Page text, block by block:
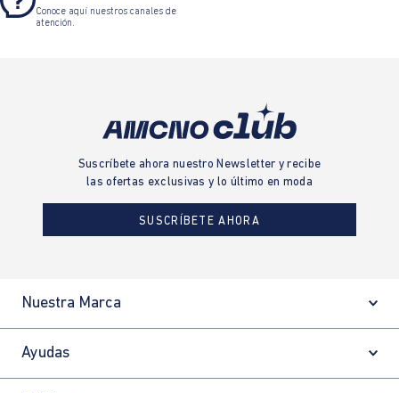
Conoce aquí nuestros canales de
atención.
Suscríbete ahora nuestro Newsletter y recibe
las ofertas exclusivas y lo último en moda
SUSCRÍBETE AHORA
Nuestra Marca
Ayudas